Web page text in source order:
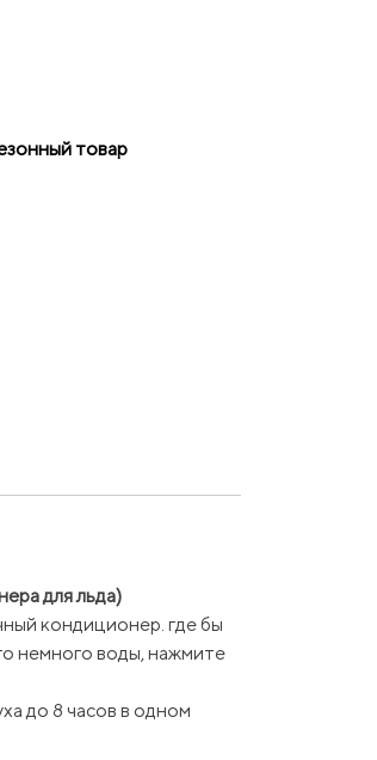
товар
для льда)
кондиционер. где бы
немного воды, нажмите
до 8 часов в одном